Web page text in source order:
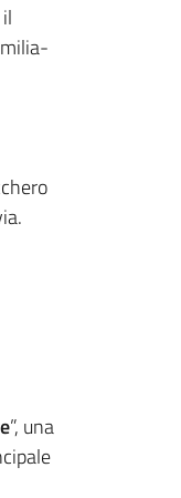
”, una